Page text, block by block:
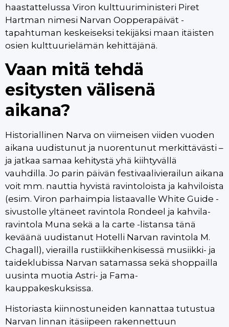
haastattelussa Viron kulttuuriministeri Piret
Hartman nimesi Narvan Oopperapäivät -
tapahtuman keskeiseksi tekijäksi maan itäisten
osien kulttuurielämän kehittäjänä.
Vaan mitä tehdä
esitysten välisenä
aikana?
Historiallinen Narva on viimeisen viiden vuoden
aikana uudistunut ja nuorentunut merkittävästi –
ja jatkaa samaa kehitystä yhä kiihtyvällä
vauhdilla. Jo parin päivän festivaalivierailun aikana
voit mm. nauttia hyvistä ravintoloista ja kahviloista
(esim. Viron parhaimpia listaavalle White Guide -
sivustolle yltäneet ravintola Rondeel ja kahvila-
ravintola Muna sekä a la carte -listansa tänä
keväänä uudistanut Hotelli Narvan ravintola M.
Chagall), vierailla rustiikkihenkisessä musiikki- ja
taideklubissa Narvan satamassa sekä shoppailla
uusinta muotia Astri- ja Fama-
kauppakeskuksissa.
Historiasta kiinnostuneiden kannattaa tutustua
Narvan linnan itäsiipeen rakennettuun